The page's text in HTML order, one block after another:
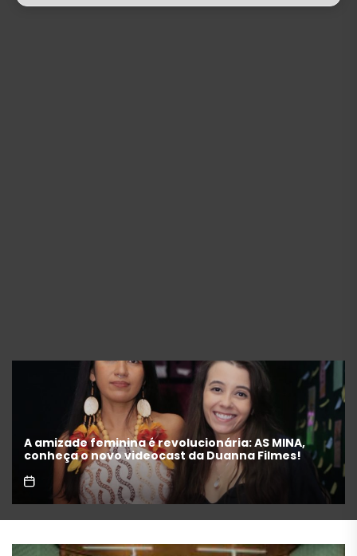
“Michael” faz história e transforma trajetória do
Rei do Pop em fenômeno mundial nos cinemas